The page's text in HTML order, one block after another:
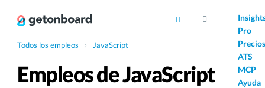
Pro
Precios
ATS
MCP
Ayuda
Todos los empleos › JavaScript
Empleos de JavaScript